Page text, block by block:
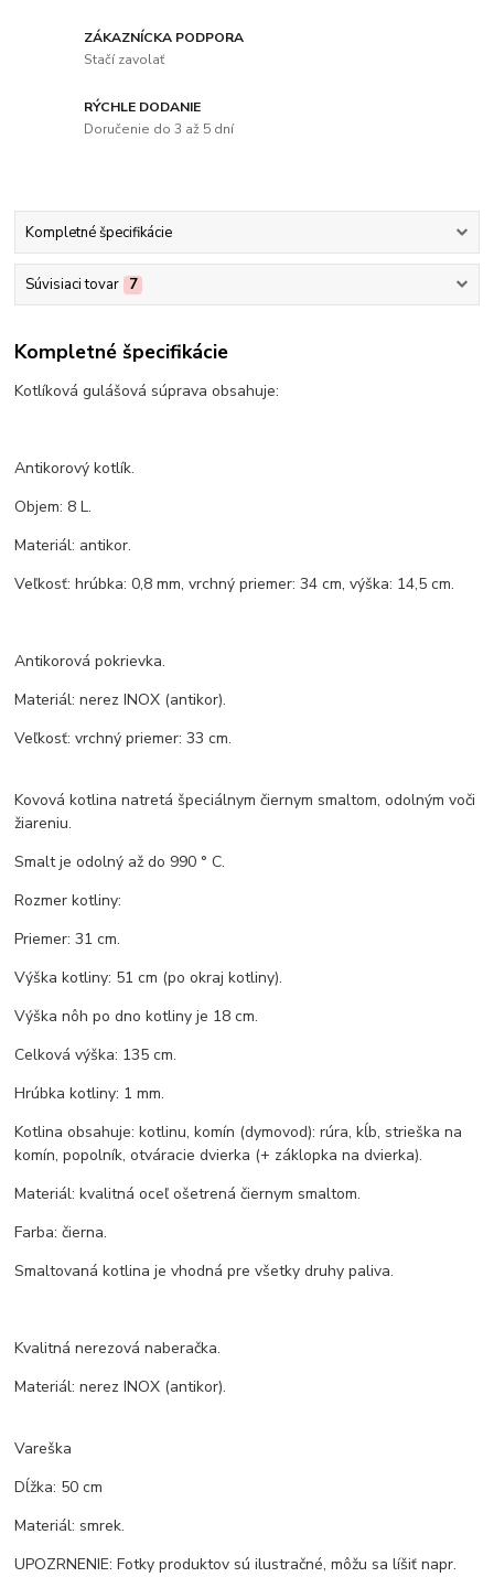
ZÁKAZNÍCKA PODPORA
Stačí zavolať
RÝCHLE DODANIE
Doručenie do 3 až 5 dní
Kompletné špecifikácie
Súvisiaci tovar 7
Kompletné špecifikácie
Kotlíková gulášová súprava obsahuje:
Antikorový kotlík.
Objem: 8 L.
Materiál: antikor.
Veľkosť: hrúbka: 0,8 mm, vrchný priemer: 34 cm, výška: 14,5 cm.
Antikorová pokrievka.
Materiál: nerez INOX (antikor).
Veľkosť: vrchný priemer: 33 cm.
Kovová kotlina natretá špeciálnym čiernym smaltom, odolným voči
žiareniu.
Smalt je odolný až do 990 ° C.
Rozmer kotliny:
Priemer: 31 cm.
Výška kotliny: 51 cm (po okraj kotliny).
Výška nôh po dno kotliny je 18 cm.
Celková výška: 135 cm.
Hrúbka kotliny: 1 mm.
Kotlina obsahuje: kotlinu, komín (dymovod): rúra, kĺb, strieška na
komín, popolník, otváracie dvierka (+ záklopka na dvierka).
Materiál: kvalitná oceľ ošetrená čiernym smaltom.
Farba: čierna.
Smaltovaná kotlina je vhodná pre všetky druhy paliva.
Kvalitná nerezová naberačka.
Materiál: nerez INOX (antikor).
Vareška
Dĺžka: 50 cm
Materiál: smrek.
UPOZRNENIE: Fotky produktov sú ilustračné, môžu sa líšiť napr.